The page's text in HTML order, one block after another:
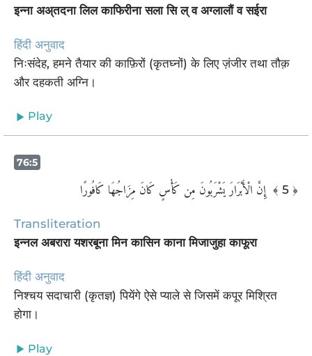
इन्ना अअ्तदना लिल काफिरीना सला सि ल् व अग्लालौं व सईरा
हिंदी अनुवाद
निःसंदेह, हमने तैयार की काफ़िरों (कृतघ्नों) के लिए ज़ंजीर तथा तौक़
और दहकती अग्नि।
Play
76:5
﴾ 5 ﴿
Transliteration
इन्नल अबरारा यशरबूना मिन कासिन काना मिजाजुहा काफूरा
हिंदी अनुवाद
निश्चय सदाचारी (कृतज्ञ) पियेंगे ऐसे प्याले से जिसमें कपूर मिश्रित
होगा।
Play